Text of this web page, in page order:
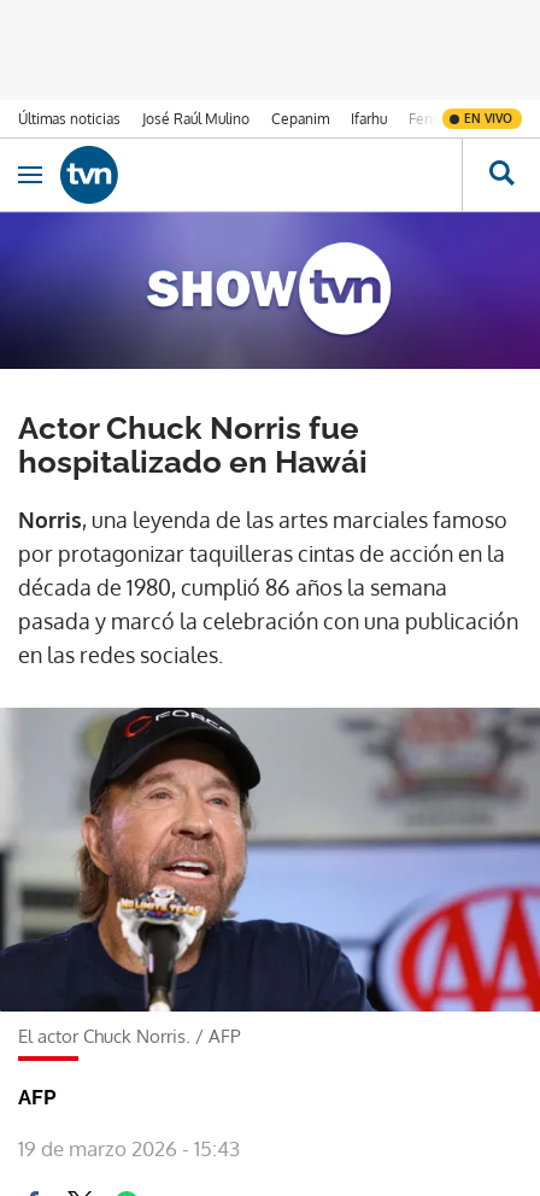
Últimas noticias José Raúl Mulino Cepanim Ifarhu Fenómeno de El
EN VIVO
Ir al contenido
Obrir navegació
Actor Chuck Norris fue
hospitalizado en Hawái
Norris, una leyenda de las artes marciales famoso
por protagonizar taquilleras cintas de acción en la
década de 1980, cumplió 86 años la semana
pasada y marcó la celebración con una publicación
en las redes sociales.
El actor Chuck Norris. / AFP
AFP
19 de marzo 2026 - 15:43